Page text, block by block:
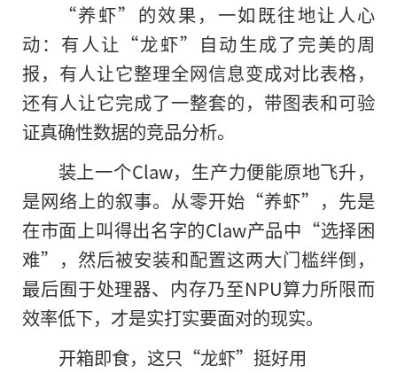
“养虾”的效果，一如既往地让人心
动：有人让“龙虾”自动生成了完美的周
报，有人让它整理全网信息变成对比表格，
还有人让它完成了一整套的，带图表和可验
证真确性数据的竞品分析。
装上一个Claw，生产力便能原地飞升，
是网络上的叙事。从零开始“养虾”，先是
在市面上叫得出名字的Claw产品中“选择困
难”，然后被安装和配置这两大门槛绊倒，
最后囿于处理器、内存乃至NPU算力所限而
效率低下，才是实打实要面对的现实。
开箱即食，这只“龙虾”挺好用